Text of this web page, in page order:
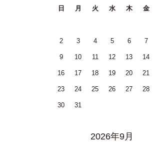
日 月 火 水 木 金
2 3 4 5 6 7
9 10 11 12 13 14
16 17 18 19 20 21
23 24 25 26 27 28
30 31
2026年9月